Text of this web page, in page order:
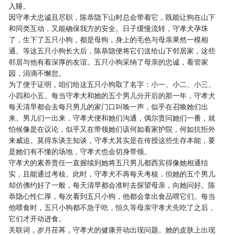
入睡。
因守孝犬忠诚且尽职，陈恭隐下山时总会带着它，既能让狗在山下
和同类互动，又能确保我方的安全。日子缓慢流转，守孝犬孕珠
了，生下了五只小狗，都是母狗，身上的毛色与母亲果然一模相
通。等这五只小狗长大后，陈恭隐便将它们送给山下邻居家，这些
邻居与他有着深厚的友谊。五只小狗采纳了母亲的忠诚，看管家
园，涓滴不懈怠。
为了便于证明，咱们给这五只小狗取了名字：小一、小二、小三、
小四和小五。每当守孝犬和她的五个男儿分开后的那一年，守孝犬
每天清早都会去每只男儿的家门口叫唤一声，似乎在召唤她们出
来。男儿们一出来，守孝犬便和她们沟通，偶尔责问她们一番，就
怕候像是在议论，似乎又在带领她们该何如看家护院，何如抗拒外
来威迫。莫得东谈主知谈，守孝犬其实是在传授这些生存本能，要
是她们有不懂的场地，守孝犬也会切身带领。
守孝犬的素养责任一直握续到她将五只男儿都西宾得像她相通结
实，且能通过考核。此时，守孝犬不再每天考核，但她的五个男儿
却仿佛约好了一般，每天清早都会准时去探望母亲，向她问好。陈
恭隐心性仁厚，每次看到五只小狗，他都会拿出食品喂它们。每当
他喂食时，五只小狗都不急于吃，恒久等母亲守孝犬先吃了之后，
它们才开动进食。
关联词，岁月荏苒，守孝犬的健康开动出现问题。她的皮肤上出现